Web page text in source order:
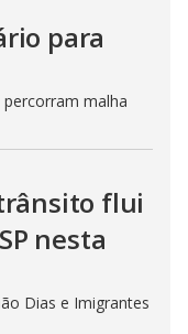
para
malha
flui
nesta
Dias e Imigrantes